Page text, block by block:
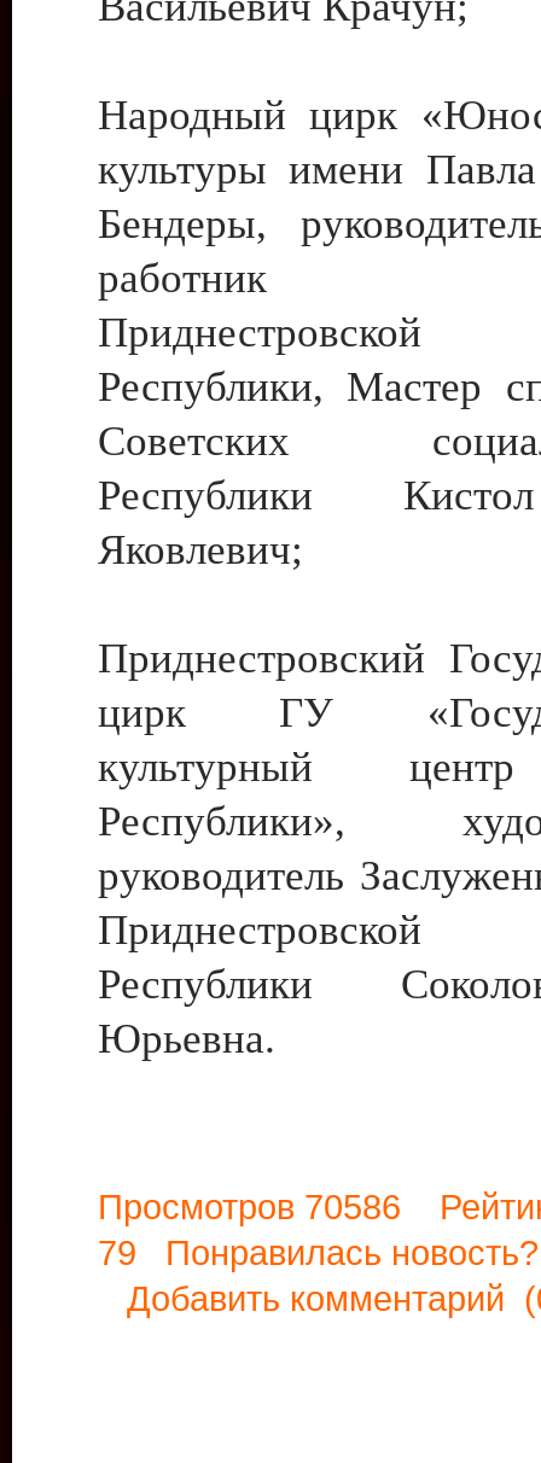
Народный цирк
культуры имени
Бендеры,
работник
Приднестровской
Республики, Мастер
Советских
Республики
Яковлевич;
Приднестровский
цирк ГУ
культурный
Республики»,
руководитель
Приднестровской
Республики
Юрьевна.
Просмотров 70586
79 Понравилась
Добавить комментарий